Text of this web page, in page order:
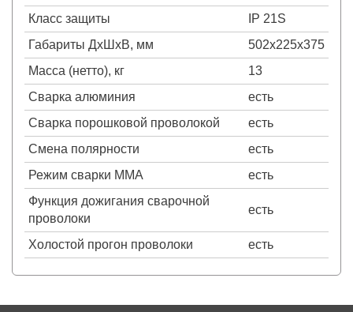
Класс защиты
IP 21S
Габариты ДхШхВ, мм
502х225х375
Масса (нетто), кг
13
Сварка алюминия
есть
Сварка порошковой проволокой
есть
Смена полярности
есть
Режим сварки MMA
есть
Функция дожигания сварочной
проволоки
есть
Холостой прогон проволоки есть